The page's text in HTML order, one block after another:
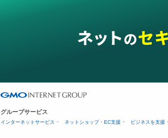
グループサービス
インターネットサービス ネットショップ・EC支援 ビジネスを支援